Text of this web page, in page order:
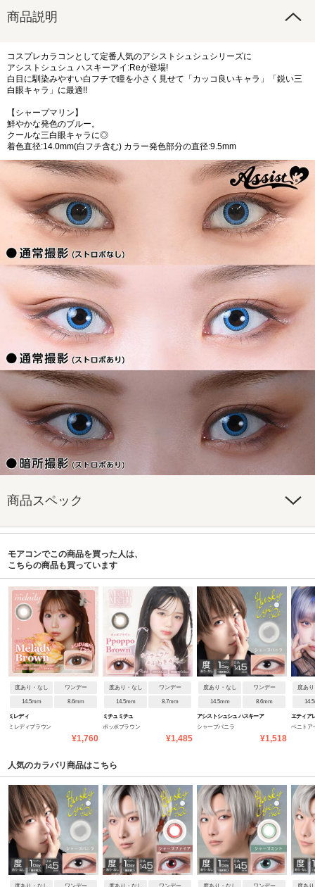
商品説明
コスプレカラコンとして定番人気のアシストシュシュシリーズに
アシストシュシュ ハスキーアイ:Reが登場!
白目に馴染みやすい白フチで瞳を小さく見せて「カッコ良いキャラ」「鋭い三
白眼キャラ」に最適!!
【シャープマリン】
鮮やかな発色のブルー。
クールな三白眼キャラに◎
着色直径:14.0mm(白フチ含む) カラー発色部分の直径:9.5mm
商品スペック
モアコンでこの商品を買った人は、
こちらの商品も買っています
度あり・なし ワンデー
14.5mm 8.6mm
ミレディ
ミレディブラウン
¥1,760
度あり・なし ワンデー
14.5mm 8.7mm
ミチュミチュ
ポッポブラウン
¥1,485
度あり・なし ワンデー
14.5mm 8.6mm
アシストシュシュ ハスキーア
シャープバニラ
¥1,518
度あ
エティア
ベニトア
人気のカラバリ商品はこちら